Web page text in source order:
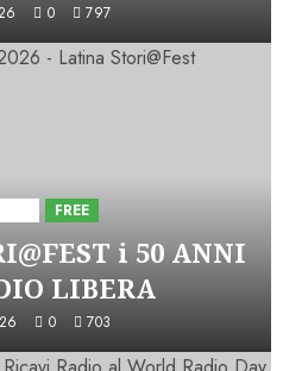
0 797
FREE
i 50 ANNI
LIBERA
0 703